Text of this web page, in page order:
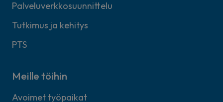
Palveluverkkosuunnittelu
Tutkimus ja kehitys
PTS
Meille töihin
Avoimet työpaikat